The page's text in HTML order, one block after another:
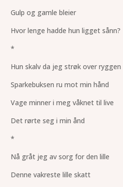
Gulp og gamle bleier
Hvor lenge hadde hun ligget sånn?
*
Hun skalv da jeg strøk over ryggen
Sparkebuksen ru mot min hånd
Vage minner i meg våknet til live
Det rørte seg i min ånd
*
Nå gråt jeg av sorg for den lille
Denne vakreste lille skatt